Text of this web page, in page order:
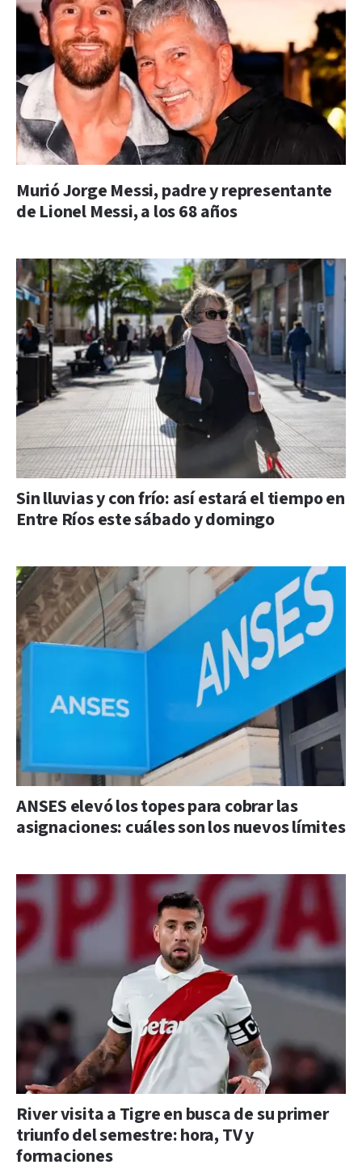
Murió Jorge Messi, padre y representante
de Lionel Messi, a los 68 años
Sin lluvias y con frío: así estará el tiempo en
Entre Ríos este sábado y domingo
ANSES elevó los topes para cobrar las
asignaciones: cuáles son los nuevos límites
River visita a Tigre en busca de su primer
triunfo del semestre: hora, TV y
formaciones